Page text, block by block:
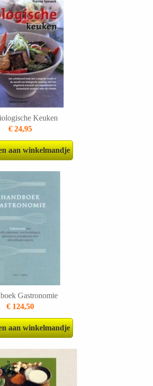
Keuken
€ 24,95
aan winkelmandje
Gastronomie
€ 124,50
aan winkelmandje